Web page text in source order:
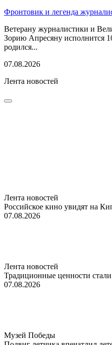
Фронтовик и легенда
Ветерану журналистики и
Зорию Апресяну исполнится
родился...
07.08.2026
Лента новостей
Лента новостей
Российское кино увидят на
07.08.2026
Лента новостей
Традиционные ценности
07.08.2026
Музей Победы